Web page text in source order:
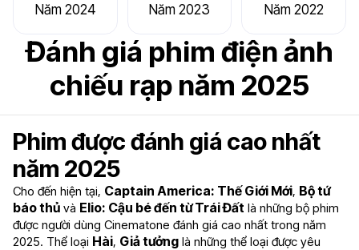
Năm 2024 Năm 2023 Năm 2022
Đánh giá phim điện ảnh
chiếu rạp năm 2025
Phim được đánh giá cao nhất
năm 2025
Cho đến hiện tại, Captain America: Thế Giới Mới, Bộ tứ
báo thủ và Elio: Cậu bé đến từ Trái Đất là những bộ phim
được người dùng Cinematone đánh giá cao nhất trong năm
2025. Thể loại Hài, Giả tưởng là những thể loại được yêu